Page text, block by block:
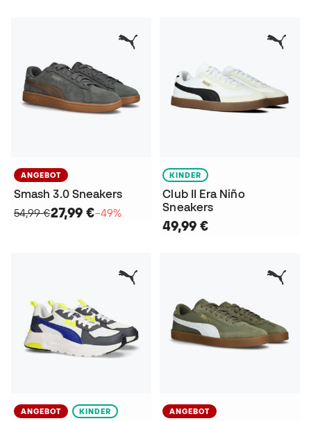
ANGEBOT
Smash 3.0 Sneakers
54,99 €27,99 €−49%
KINDER
Club II Era Niño
Sneakers
49,99 €
ANGEBOT KINDER ANGEBOT